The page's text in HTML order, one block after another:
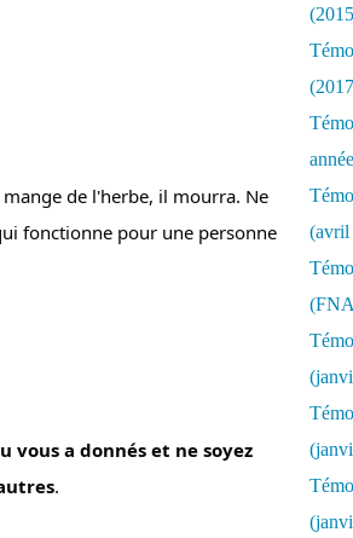
de l'herbe, il mourra. Ne
fonctionne pour une personne
vous a donnés et ne soyez
.
(avril